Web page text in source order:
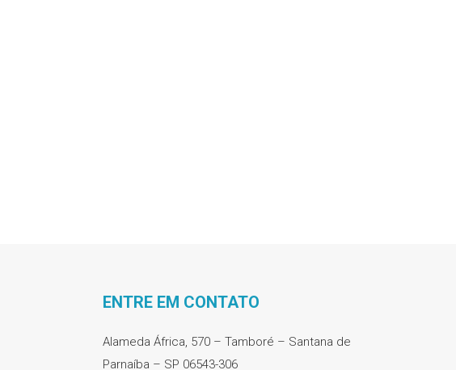
ENTRE EM CONTATO
Alameda África, 570 – Tamboré – Santana de
Parnaíba – SP 06543-306